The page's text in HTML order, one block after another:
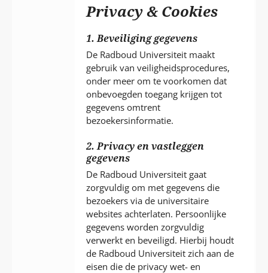
Privacy & Cookies
1. Beveiliging gegevens
De Radboud Universiteit maakt
gebruik van veiligheidsprocedures,
onder meer om te voorkomen dat
onbevoegden toegang krijgen tot
gegevens omtrent
bezoekersinformatie.
2. Privacy en vastleggen
gegevens
De Radboud Universiteit gaat
zorgvuldig om met gegevens die
bezoekers via de universitaire
websites achterlaten. Persoonlijke
gegevens worden zorgvuldig
verwerkt en beveiligd. Hierbij houdt
de Radboud Universiteit zich aan de
eisen die de privacy wet- en